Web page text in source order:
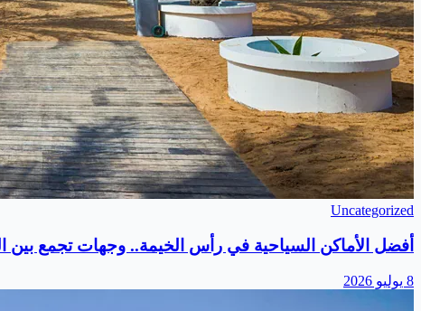
Uncategorized
أفضل الأماكن السياحية في رأس الخيمة.. وجهات تجمع بين
8 يوليو 2026